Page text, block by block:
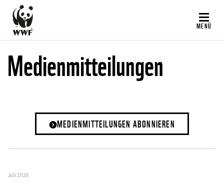
Direkt
zum
Inhalt
MENÜ
Medienmitteilungen
MEDIENMITTEILUNGEN ABONNIEREN
Juli 2026